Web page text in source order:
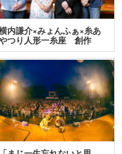
内謙介×みょんふぁ×糸あ
つり人形一糸座 創作
…